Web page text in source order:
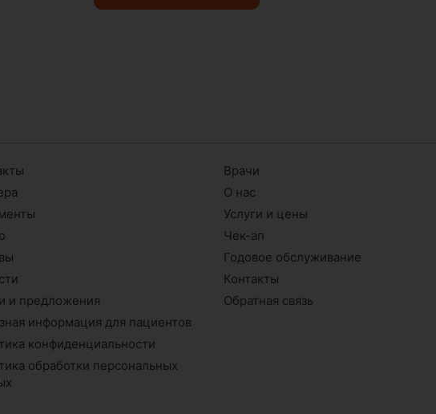
и предложения
информация для пациентов
конфиденциальности
обработки персональных
Врачи
О нас
Услуги и цены
Чек-ап
Годовое обслуживание
Контакты
Обратная связь